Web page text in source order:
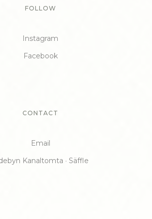
FOLLOW
Instagram
Facebook
CONTACT
Email
Kanaltomta · Säffle